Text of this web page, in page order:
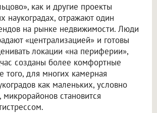
как и другие проекты
наукоградах, отражают один
на рынке недвижимости. Люди
«централизацией» и готовы
локации «на периферии»,
созданы более комфортные
того, для многих камерная
как маленьких, условно
становится